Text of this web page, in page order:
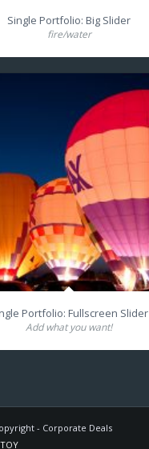
Single Portfolio: Big Slider
fire/water
Portfolio: Fullscreen Slider
Add what you want!
- Corporate Deals